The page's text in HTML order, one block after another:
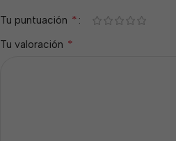
Tu puntuación *
Tu valoración *